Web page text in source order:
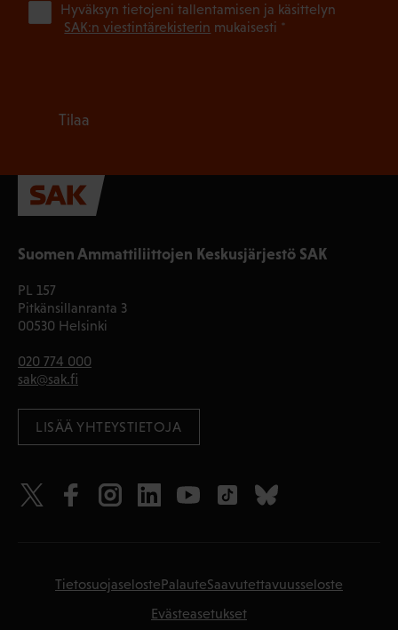
Suomen Ammattiliittojen Keskusjärjestö SAK
PL 157
Pitkänsillanranta 3
00530 Helsinki
020 774 000
sak@sak.fi
LISÄÄ YHTEYSTIETOJA
Hyväksyn tietojeni tallentamisen ja käsittelyn
SAK:n viestintärekisterin mukaisesti *
Tilaa
TietosuojaselostePalauteSaavutettavuusseloste
Evästeasetukset